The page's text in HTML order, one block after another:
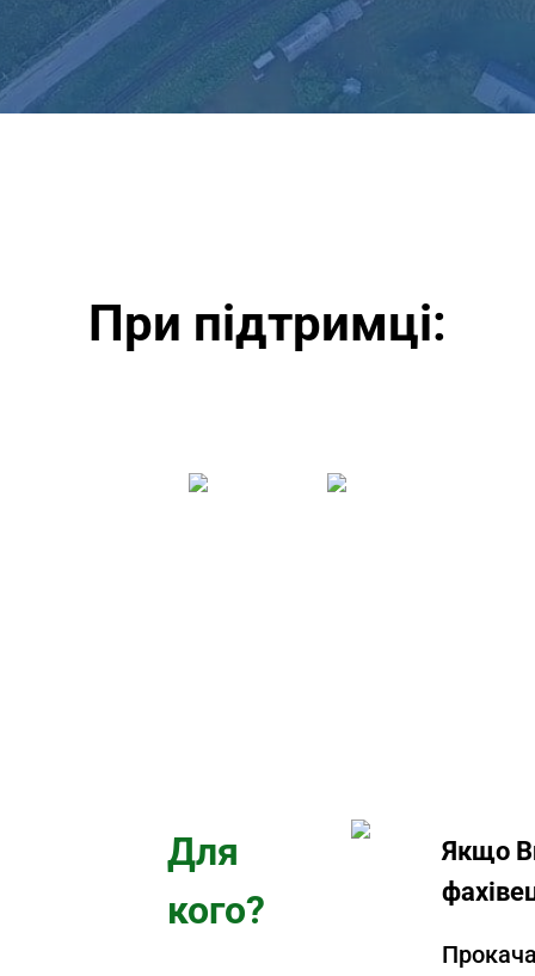
При підтримці:
Для
кого?
Якщо